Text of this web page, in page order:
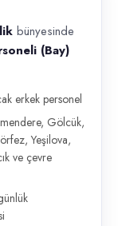
bünyesinde
(Bay)
erkek personel
Gölcük,
Yeşilova,
ve çevre